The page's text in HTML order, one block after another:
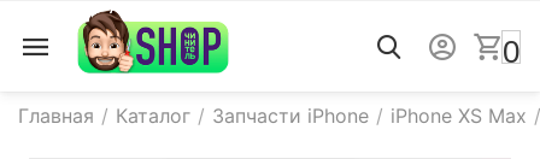
0
Главная / Каталог / Запчасти iPhone / iPhone XS Max /